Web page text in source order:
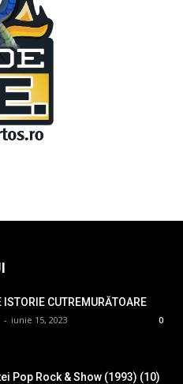
ISTORIE CUTREMURĂTOARE
- iunie 15, 2023 0
Pop Rock & Show (1993) (10)